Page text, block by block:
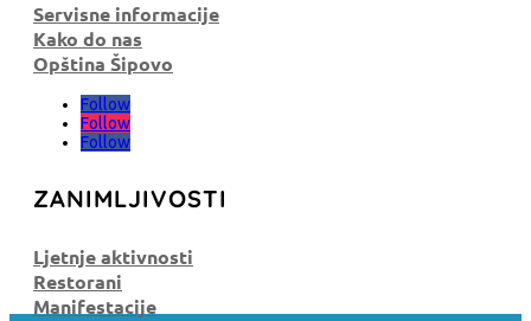
Servisne informacije
Kako do nas
Opština Šipovo
Follow
Follow
Follow
ZANIMLJIVOSTI
Ljetnje aktivnosti
Restorani
Manifestacije